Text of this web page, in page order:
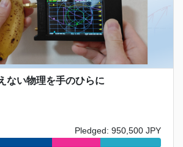
ない物理を手のひらに
Pledged: 950,500 JPY